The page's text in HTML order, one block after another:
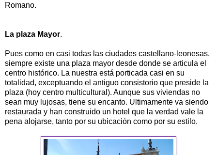
Romano.
La plaza Mayor.
Pues como en casi todas las ciudades castellano-leonesas,
siempre existe una plaza mayor desde donde se articula el
centro histórico. La nuestra está porticada casi en su
totalidad, exceptuando el antiguo consistorio que preside la
plaza (hoy centro multicultural). Aunque sus viviendas no
sean muy lujosas, tiene su encanto. Ultimamente va siendo
restaurada y han construido un hotel que la verdad vale la
pena alojarse, tanto por su ubicación como por su estilo.